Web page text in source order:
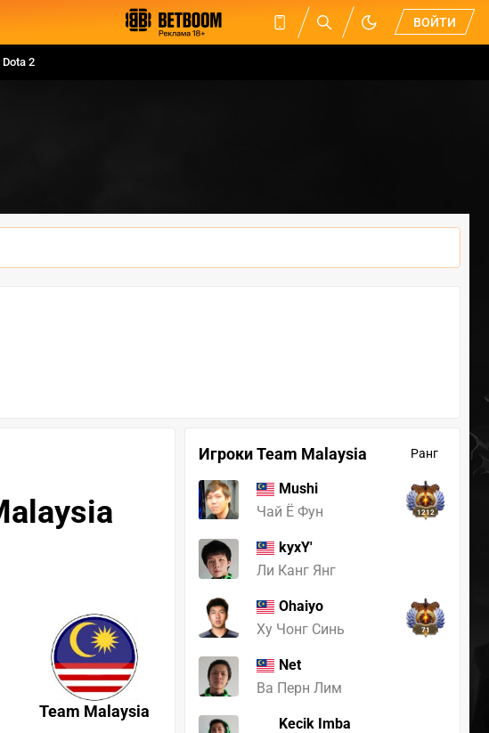
ВОЙТИ
2
Игроки Team Malaysia Ранг
Mushi
Чай Ё Фун
1212
kyxY'
Ли Канг Янг
Ohaiyo
Ху Чонг Синь
71
Net
Ва Перн Лим
Kecik Imba
Team Malaysia